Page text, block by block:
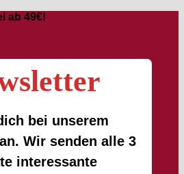
ab 49€!
bei unserem
Wir senden alle 3
interessante